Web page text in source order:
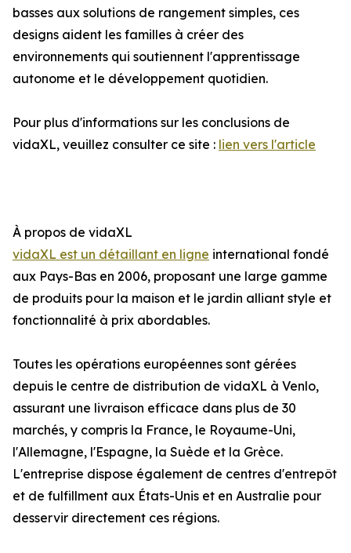
basses aux solutions de rangement simples, ces
designs aident les familles à créer des
environnements qui soutiennent l'apprentissage
autonome et le développement quotidien.
Pour plus d'informations sur les conclusions de
vidaXL, veuillez consulter ce site : lien vers l'article
À propos de vidaXL
vidaXL est un détaillant en ligne international fondé
aux Pays-Bas en 2006, proposant une large gamme
de produits pour la maison et le jardin alliant style et
fonctionnalité à prix abordables.
Toutes les opérations européennes sont gérées
depuis le centre de distribution de vidaXL à Venlo,
assurant une livraison efficace dans plus de 30
marchés, y compris la France, le Royaume-Uni,
l'Allemagne, l'Espagne, la Suède et la Grèce.
L'entreprise dispose également de centres d'entrepôt
et de fulfillment aux États-Unis et en Australie pour
desservir directement ces régions.